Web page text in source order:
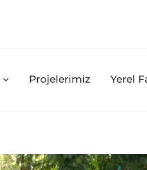
Projelerimiz Yerel